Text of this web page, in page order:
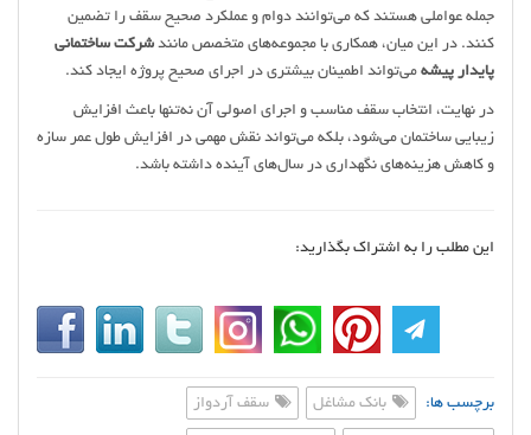
جمله عواملی هستند که می‌توانند دوام و عملکرد صحیح سقف را تضمین
کنند. در این میان، همکاری با مجموعه‌های متخصص مانند شرکت ساختمانی
پایدار پیشه می‌تواند اطمینان بیشتری در اجرای صحیح پروژه ایجاد کند.
در نهایت، انتخاب سقف مناسب و اجرای اصولی آن نه‌تنها باعث افزایش
زیبایی ساختمان می‌شود، بلکه می‌تواند نقش مهمی در افزایش طول عمر سازه
و کاهش هزینه‌های نگهداری در سال‌های آینده داشته باشد.
این مطلب را به اشتراک بگذارید:
برچسب ها: بانک مشاغل سقف آردواز